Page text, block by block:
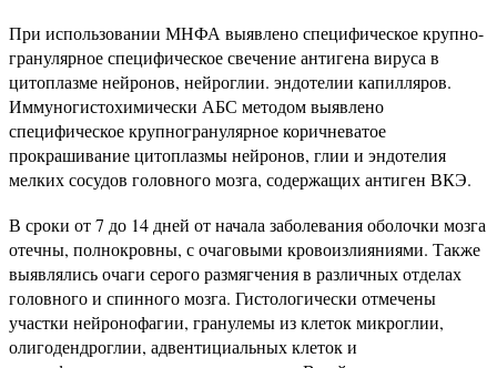
При использовании МНФА выявлено специфическое крупно-
гранулярное специфическое свечение антигена вируса в
цитоплазме нейронов, нейроглии. эндотелии капилляров.
Иммуногистохимически АБС методом выявлено
специфическое крупногранулярное коричневатое
прокрашивание цитоплазмы нейронов, глии и эндотелия
мелких сосудов головного мозга, содержащих антиген ВКЭ.
В сроки от 7 до 14 дней от начала заболевания оболочки мозга
отечны, полнокровны, с очаговыми кровоизлияниями. Также
выявлялись очаги серого размягчения в различных отделах
головного и спинного мозга. Гистологически отмечены
участки нейронофагии, гранулемы из клеток микроглии,
олигодендроглии, адвентициальных клеток и